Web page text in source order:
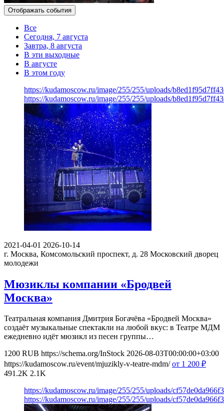
Отображать события
Все
Сегодня, 7 августа
Завтра, 8 августа
В эти выходные
В августе
В этом году
https://kudamoscow.ru/image/255/255/uploads/
https://kudamoscow.ru/image/255/255/uploads/
2021-04-01 2026-10-14
г. Москва, Комсомольский проспект, д. 28 Московский дворец
молодежи
Мюзиклы компании «Бродвей
Москва»
Театральная компания Дмитрия Богачёва «Бродвей Москва»
создаёт музыкальные спектакли на любой вкус: в Театре МДМ
ежедневно идёт мюзикл из песен группы…
1200 RUB https://schema.org/InStock 2026-08-03T00:00:00+03:00
https://kudamoscow.ru/event/mjuzikly-v-teatre-mdm/ от 1 200 ₽
491.2K 2.1K
https://kudamoscow.ru/image/255/255/uploads/
https://kudamoscow.ru/image/255/255/uploads/